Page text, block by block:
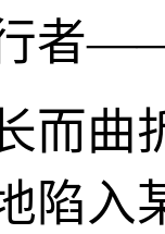
者
而曲
陷入